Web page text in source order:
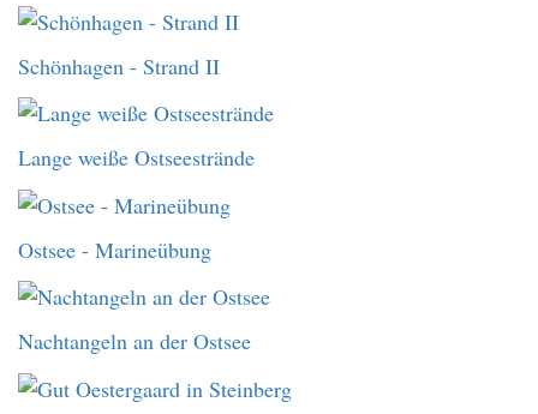
Schönhagen - Strand II
Lange weiße Ostseestrände
Ostsee - Marineübung
Nachtangeln an der Ostsee